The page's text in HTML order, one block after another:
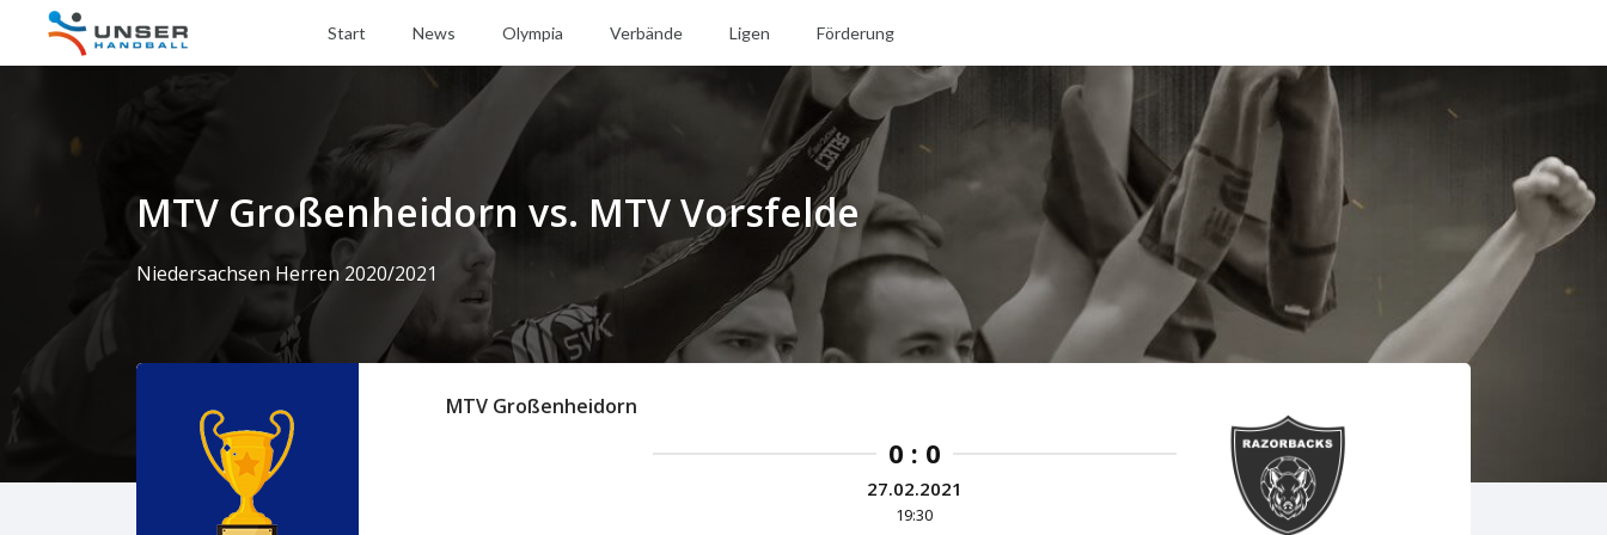
Start News Olympia Verbände Ligen Förderung
MTV Großenheidorn vs. MTV Vorsfelde
Niedersachsen Herren 2020/2021
MTV Großenheidorn
0 : 0
27.02.2021
19:30